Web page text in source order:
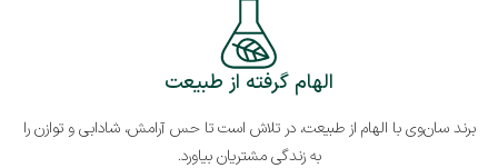
الهام گرفته از طبیعت
برند سان‌وی با الهام از طبیعت، در تلاش است تا حس آرامش، شادابی و توازن را
به زندگی مشتریان بیاورد.